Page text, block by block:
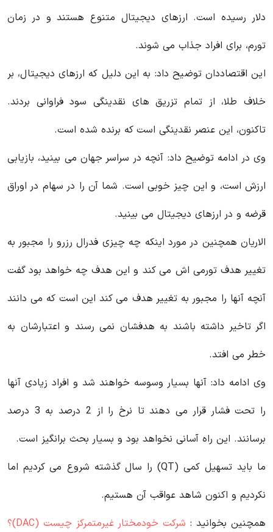
دلار رسیده است. ارزهای دیجیتال متنوع هستند و در زمان
تورم، برای افراد جذاب می شوند.
این اقتصاددان توضیح داد: به این دلیل که ارزهای دیجیتال، بر
خلاف طلا، از تمام تزریق‌ های نقدینگی سود فراوانی بردند.
تاکنون، این عنصر نقدینگی است که برنده شده است.
وی در ادامه توضیح داد: آنچه در سراسر جهان می بینید، بازیابی
ارزش است، و این چیز خوبی است. شما آن را در سهام در اوراق
قرضه و در ارزهای دیجیتال می بینید.
الاریان همچنین در مورد اینکه چه چیزی فدرال رزرو را مجبور به
تغییر هدف تورمی اش می کند و این هدف چه خواهد بود گفت
آنچه آنها را مجبور به تغییر هدف می‌ کند این است که می دانند
اگر تاخیر داشته باشند به هدفشان نمی‌ رسند و اعتبارشان به
خطر می‌ افتد.
وی ادامه داد: آنها بسیار وسوسه خواهند شد و افراد زیادی آنها
را تحت فشار قرار می دهند تا نرخ را از 2 درصد به 3 درصد
برسانند. این راه آسانی نخواهد بود و بسیار بحث برانگیز است.
ما باید تسهیل کمی (QT) را سال گذشته شروع می کردیم اما
نکردیم و اکنون شاهد عواقب آن هستیم.
همچنین بخوانید :
شرکت خودمختار غیرمتمرکز چیست (DAC)؟